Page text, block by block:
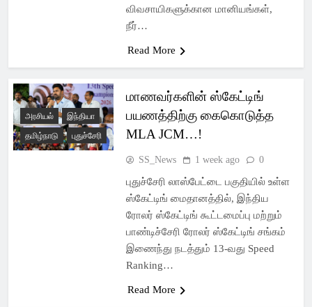
விவசாயிகளுக்கான மானியங்கள்,
நீர்…
Read More
அரசியல்
இந்தியா
தமிழ்நாடு
புதுச்சேரி
மாணவர்களின் ஸ்கேட்டிங்
பயணத்திற்கு கைகொடுத்த
MLA JCM…!
SS_News 1 week ago 0
புதுச்சேரி லாஸ்பேட்டை பகுதியில் உள்ள
ஸ்கேட்டிங் மைதானத்தில், இந்திய
ரோலர் ஸ்கேட்டிங் கூட்டமைப்பு மற்றும்
பாண்டிச்சேரி ரோலர் ஸ்கேட்டிங் சங்கம்
இணைந்து நடத்தும் 13-வது Speed
Ranking…
Read More